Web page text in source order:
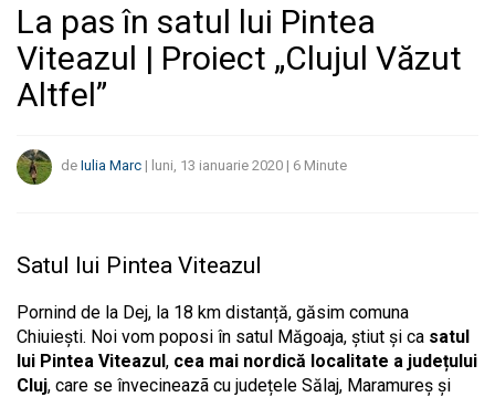
La pas în satul lui Pintea
Viteazul | Proiect „Clujul Văzut
Altfel”
de Iulia Marc | luni, 13 ianuarie 2020 | 6 Minute
Satul lui Pintea Viteazul
Pornind de la Dej, la 18 km distanță, găsim comuna
Chiuiești. Noi vom poposi în satul Măgoaja, știut și ca satul
lui Pintea Viteazul, cea mai nordică localitate a județului
Cluj, care se învecineazã cu județele Sălaj, Maramureș și